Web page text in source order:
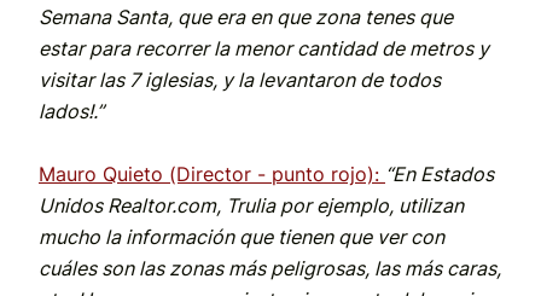
Semana Santa, que era en que zona tenes que
estar para recorrer la menor cantidad de metros y
visitar las 7 iglesias, y la levantaron de todos
lados!.”
Mauro Quieto (Director - punto rojo): “En Estados
Unidos Realtor.com, Trulia por ejemplo, utilizan
mucho la información que tienen que ver con
cuáles son las zonas más peligrosas, las más caras,